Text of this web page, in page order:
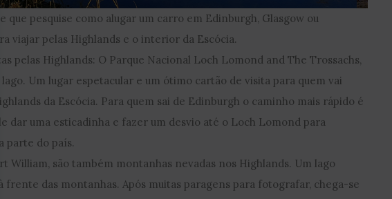
que pesquise como alugar um carro em Edinburgh, Glasgow ou
viajar pelas Highlands e o interior da Escócia.
pelas Highlands: O Parque Nacional Loch Lomond and The Trossachs,
Um lugar espetacular e um ótimo cartão de visita para quem vai
da Escócia. Para quem sai de Edinburgh o caminho mais rápido é
dar uma esticadinha e fazer um desvio até o Loch Lomond para
parte do país.
William, são também montanhas nevadas nos Highlands. Um lago
frente das montanhas. Após muitas paragens para fotografar, chega-se